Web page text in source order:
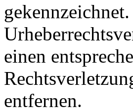
einen
entfernen.